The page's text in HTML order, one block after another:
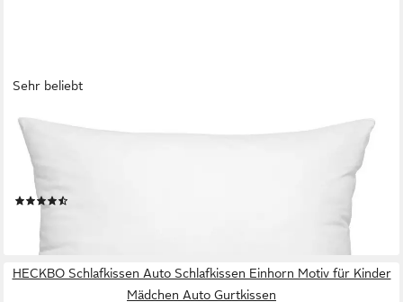
Sehr beliebt
WOMETO
Federkissen Home, in über 10 Größen, Füllung: Federn, Bezug:
Baumwolle, einzeln, OEKO-TEX®, Kissenfüllung Bezug
Baumwolle & 100% Federn
lieferbar - in 2-3 Werktagen bei dir
HECKBO Schlafkissen Auto Schlafkissen Einhorn Motiv für Kinder
Mädchen Auto Gurtkissen